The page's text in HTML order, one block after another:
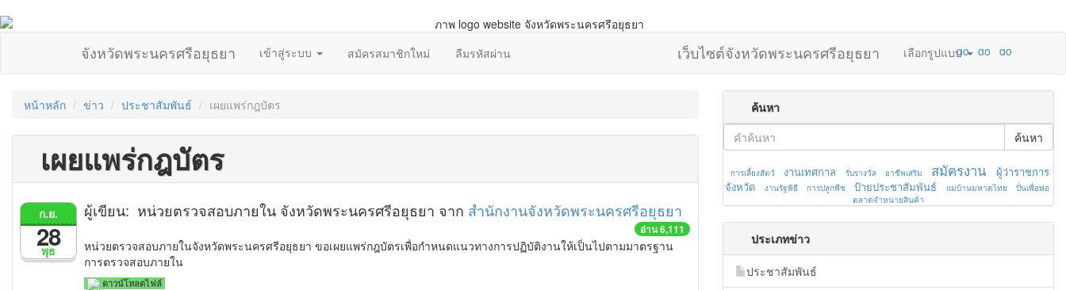
จังหวัดพระนครศรีอยุธยา เข้าสู่ระบบ สมัครสมาชิกใหม่ ลืมรหัสผ่าน เว็บไซต์จังหวัดพระนครศรีอยุธยา เลือกรูปแบบ
หน้าหลัก ข่าว ประชาสัมพันธ์ เผยแพร่กฎบัตร
เผยแพร่กฎบัตร
พุธ
ก.ย.
28
ผู้เขียน: หน่วยตรวจสอบภายใน จังหวัดพระนครศรีอยุธยา จาก สำนักงานจังหวัดพระนครศรีอยุธยา
อ่าน 6,111
หน่วยตรวจสอบภายในจังหวัดพระนครศรีอยุธยา ขอเผยแพร่กฎบัตรเพื่อกำหนดแนวทางการปฏิบัติงานให้เป็นไปตามมาตรฐาน
การตรวจสอบภายใน
ดาวน์โหลดไฟล์
ค้นหา
ค้นหา
การเลี้ยงสัตว์ งานเทศกาล รับรางวัล อาชีพเสริม สมัครงาน
ผู้ว่าราชการ
จังหวัด
งานรัฐพิธี การปลูกพืช ป้ายประชาสัมพันธ์ แม่บ้านมหาดไทย
ปั่นเพื่อพ่อ
ตลาดจำหน่ายสินค้า
ประเภทข่าว
ประชาสัมพันธ์